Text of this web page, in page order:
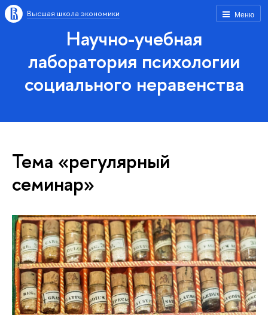
Меню
Высшая школа экономики
Научно-учебная
лаборатория психологии
социального неравенства
Тема «регулярный
семинар»